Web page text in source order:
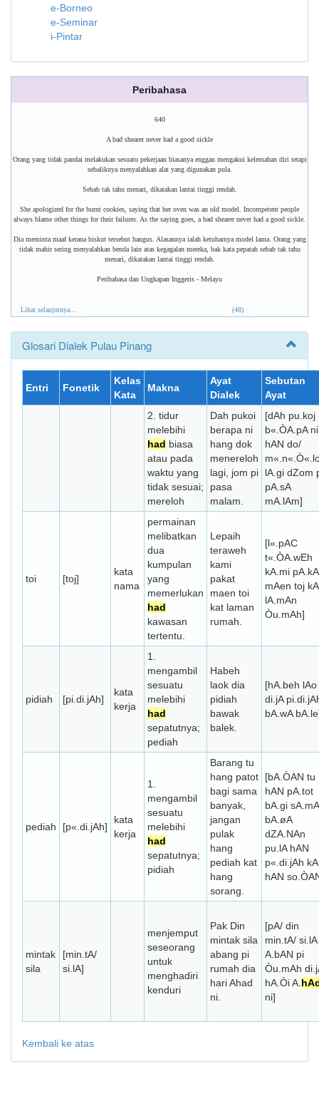
e-Borneo
e-Seminar
i-Pintar
Peribahasa
640
A bad shearer never had a good sickle
Orang yang tidak pandai melakukan sesuatu pekerjaan biasanya enggan mengakui kelemahan diri tetapi
sebaliknya menyalahkan alat yang digunakan pula.
Sebab tak tahu menari, dikatakan lantai tinggi rendah.
She apologized for the burnt cookies, saying that her oven was an old model. Incompetent people
always blame other things for their failures. As the saying goes, a bad shearer never had a good sickle.
Dia meminta maaf kerana biskut tersebut hangus. Alasannya ialah ketuharnya model lama. Orang yang
tidak mahir sering menyalahkan benda lain atas kegagalan mereka, bak kata pepatah sebab tak tahu
menari, dikatakan lantai tinggi rendah.
Peribahasa dan Ungkapan Inggeris - Melayu
Lihat selanjutnya... (48)
Glosari Dialek Pulau Pinang
Entri Fonetik
Kelas
Kata
Makna
Ayat
Dialek
Sebutan
Ayat
2. tidur
melebihi
had biasa
atau pada
waktu yang
tidak sesuai;
mereloh
Dah pukoi
berapa ni
hang dok
menereloh
lagi, jom pi
pasa
malam.
[dAh pu.koj
b«.ÒA.pA ni
hAN do/
lA.gi dZom
pA.sA
mA.lAm]
toi [toj]
kata
nama
permainan
melibatkan
dua
kumpulan
yang
memerlukan
had
kawasan
tertentu.
Lepaih
teraweh
kami
pakat
maen toi
kat laman
rumah.
[l«.pAC
t«.ÒA.wEh
kA.mi
mAen toj
lA.mAn
Òu.mAh]
pidiah [pi.di.jAh]
kata
kerja
1.
mengambil
sesuatu
melebihi
had
sepatutnya;
pediah
Habeh
laok dia
pidiah
bawak
balek.
[hA.beh lAo
di.jA
bA.wA
pediah [p«.di.jAh]
kata
kerja
1.
mengambil
sesuatu
melebihi
had
sepatutnya;
pidiah
Barang tu
hang patot
bagi sama
banyak,
jangan
pulak
hang
pediah kat
hang
sorang.
[bA.ÒAN tu
hAN pA.tot
bA.gi sA.mA
bA.øA
dZA.NAn
pu.lA hAN
p«.di.jAh
hAN
mintak
sila
[min.tA/
si.lA]
menjemput
seseorang
untuk
menghadiri
kenduri
Pak Din
mintak sila
abang pi
rumah dia
hari Ahad
ni.
[pA/ din
min.tA/ si.lA
A.bAN pi
Òu.mAh
hA.Òi A.
ni]
Kembali ke atas